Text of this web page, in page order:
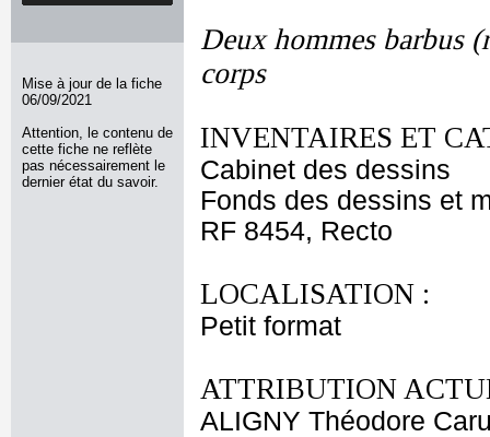
Mise à jour de la fiche
06/09/2021
Attention, le contenu de
cette fiche ne reflète
pas nécessairement le
dernier état du savoir.
Deux hommes barbus
corps
INVENTAIRES ET
Cabinet des dessins
Fonds des dessins et
RF 8454, Recto
LOCALISATION :
Petit format
ATTRIBUTION
ALIGNY Théodore